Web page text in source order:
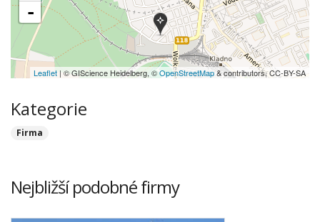
-
Leaflet | © GIScience Heidelberg, ©OpenStreetMap& contributors, CC-BY-SA
Kategorie
Firma
Nejbližší podobné firmy